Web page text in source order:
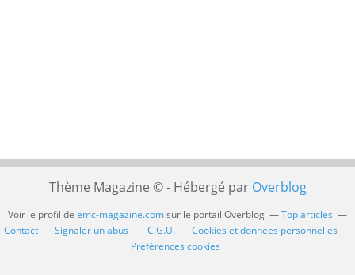
Thème Magazine © - Hébergé par Overblog
Voir le profil de emc-magazine.comsur le portail Overblog
Top articles
Contact
Signaler un abus C.G.U.
Cookies et données personnelles
Préférences cookies